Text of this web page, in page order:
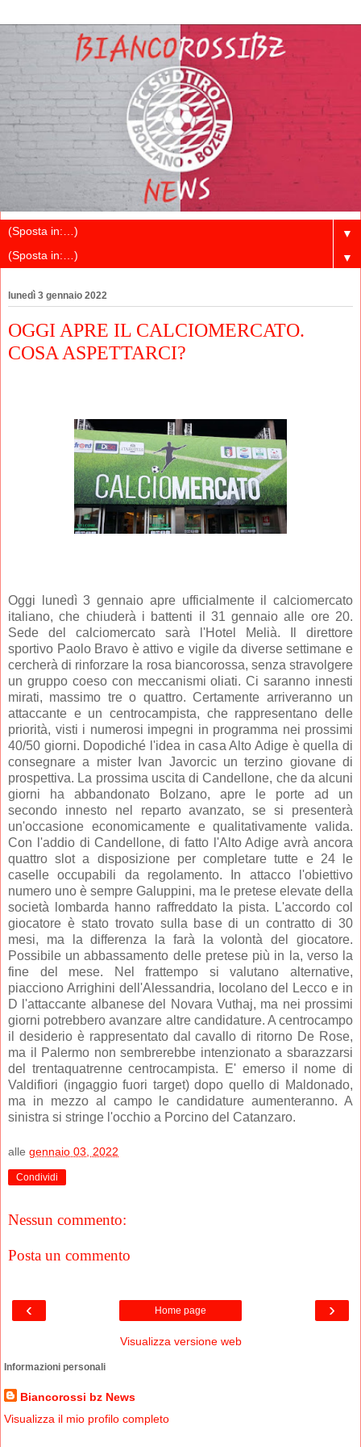
▼
▼
lunedì 3 gennaio 2022
OGGI APRE IL CALCIOMERCATO.
COSA ASPETTARCI?
Oggi lunedì 3 gennaio apre ufficialmente il calciomercato
italiano, che chiuderà i battenti il 31 gennaio alle ore 20.
Sede del calciomercato sarà l'Hotel Melià. Il direttore
sportivo Paolo Bravo è attivo e vigile da diverse settimane e
cercherà di rinforzare la rosa biancorossa, senza stravolgere
un gruppo coeso con meccanismi oliati. Ci saranno innesti
mirati, massimo tre o quattro. Certamente arriveranno un
attaccante e un centrocampista, che rappresentano delle
priorità, visti i numerosi impegni in programma nei prossimi
40/50 giorni. Dopodiché l'idea in casa Alto Adige è quella di
consegnare a mister Ivan Javorcic un terzino giovane di
prospettiva. La prossima uscita di Candellone, che da alcuni
giorni ha abbandonato Bolzano, apre le porte ad un
secondo innesto nel reparto avanzato, se si presenterà
un'occasione economicamente e qualitativamente valida.
Con l'addio di Candellone, di fatto l'Alto Adige avrà ancora
quattro slot a disposizione per completare tutte e 24 le
caselle occupabili da regolamento. In attacco l'obiettivo
numero uno è sempre Galuppini, ma le pretese elevate della
società lombarda hanno raffreddato la pista. L'accordo col
giocatore è stato trovato sulla base di un contratto di 30
mesi, ma la differenza la farà la volontà del giocatore.
Possibile un abbassamento delle pretese più in la, verso la
fine del mese.
Nel frattempo si valutano alternative,
piacciono Arrighini dell'Alessandria, Iocolano del Lecco e in
D l'attaccante albanese del Novara Vuthaj, ma nei prossimi
giorni potrebbero avanzare altre candidature. A centrocampo
il desiderio è rappresentato dal cavallo di ritorno De Rose,
ma il Palermo non sembrerebbe intenzionato a sbarazzarsi
del trentaquatrenne centrocampista. E' emerso il nome di
Valdifiori (ingaggio fuori target) dopo quello di Maldonado,
ma in mezzo al campo le candidature aumenteranno. A
sinistra si stringe l'occhio a Porcino del Catanzaro.
alle gennaio 03, 2022
Condividi
Nessun commento:
Posta un commento
‹ ›
Home page
Visualizza versione web
Informazioni personali
Biancorossi bz News
Visualizza il mio profilo completo